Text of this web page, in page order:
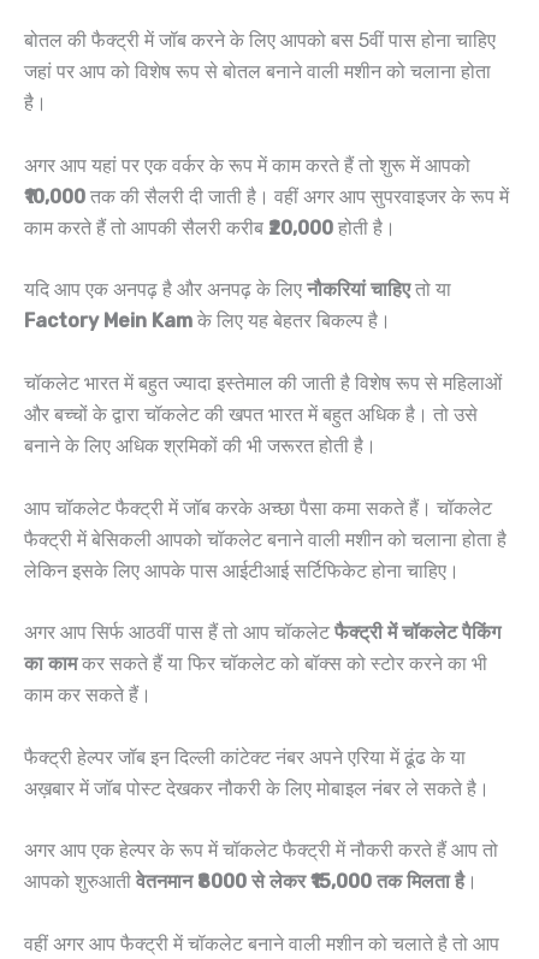
बोतल की फैक्ट्री में जॉब करने के लिए आपको बस 5वीं पास होना चाहिए
जहां पर आप को विशेष रूप से बोतल बनाने वाली मशीन को चलाना होता
है।
अगर आप यहां पर एक वर्कर के रूप में काम करते हैं तो शुरू में आपको
₹10,000 तक की सैलरी दी जाती है। वहीं अगर आप सुपरवाइजर के रूप में
काम करते हैं तो आपकी सैलरी करीब ₹20,000 होती है।
यदि आप एक अनपढ़ है और अनपढ़ के लिए नौकरियां चाहिएतो या
Factory Mein Kam के लिए यह बेहतर बिकल्प है।
चॉकलेट भारत में बहुत ज्यादा इस्तेमाल की जाती है विशेष रूप से महिलाओं
और बच्चों के द्वारा चॉकलेट की खपत भारत में बहुत अधिक है। तो उसे
बनाने के लिए अधिक श्रमिकों की भी जरूरत होती है।
आप चॉकलेट फैक्ट्री में जॉब करके अच्छा पैसा कमा सकते हैं। चॉकलेट
फैक्ट्री में बेसिकली आपको चॉकलेट बनाने वाली मशीन को चलाना होता है
लेकिन इसके लिए आपके पास आईटीआई सर्टिफिकेट होना चाहिए।
अगर आप सिर्फ आठवीं पास हैं तो आप चॉकलेटफैक्ट्री में चॉकलेट पैकिंग
का कामकर सकते हैं या फिर चॉकलेट को बॉक्स को स्टोर करने का भी
काम कर सकते हैं।
फैक्ट्री हेल्पर जॉब इन दिल्ली कांटेक्ट नंबर अपने एरिया में ढूंढ के या
अख़बार में जॉब पोस्ट देखकर नौकरी के लिए मोबाइल नंबर ले सकते है।
अगर आप एक हेल्पर के रूप में चॉकलेट फैक्ट्री में नौकरी करते हैं आप तो
आपको शुरुआती वेतनमान ₹8000 से लेकर ₹15,000 तक मिलता है।
वहीं अगर आप फैक्ट्री में चॉकलेट बनाने वाली मशीन को चलाते है तो आप